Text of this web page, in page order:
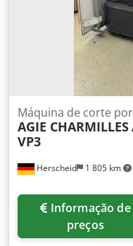
Herscheid 1 805 km
Máquina de corte
AGIE CHARMILLES
VP3
preços